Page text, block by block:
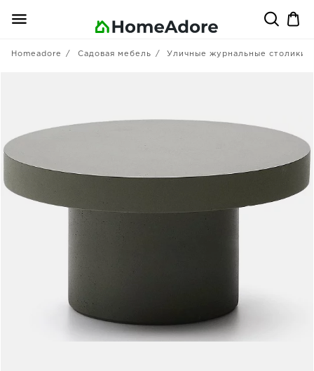
Homeadore Садовая мебель Уличные журнальные столики